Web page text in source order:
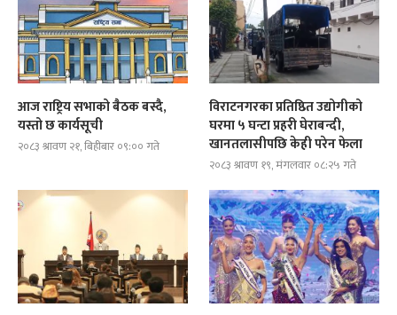
आज राष्ट्रिय सभाको बैठक बस्दै,
यस्तो छ कार्यसूची
२०८३ श्रावण २१, बिहीबार ०९:०० गते
विराटनगरका प्रतिष्ठित उद्योगीको
घरमा ५ घन्टा प्रहरी घेराबन्दी,
खानतलासीपछि केही परेन फेला
२०८३ श्रावण १९, मंगलवार ०८:२५ गते